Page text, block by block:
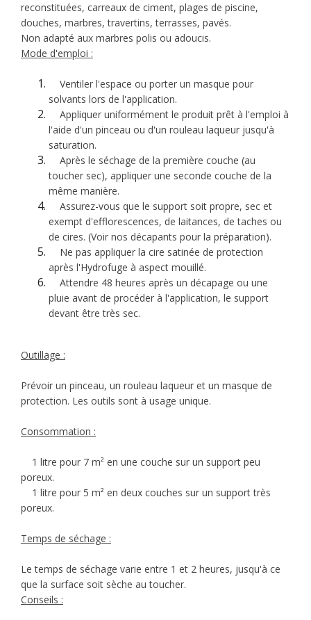
reconstituées, carreaux de ciment, plages de piscine,
douches, marbres, travertins, terrasses, pavés.
Non adapté aux marbres polis ou adoucis.
Mode d'emploi :
Ventiler l'espace ou porter un masque pour
solvants lors de l'application.
Appliquer uniformément le produit prêt à l'emploi à
l'aide d'un pinceau ou d'un rouleau laqueur jusqu'à
saturation.
Après le séchage de la première couche (au
toucher sec), appliquer une seconde couche de la
même manière.
Assurez-vous que le support soit propre, sec et
exempt d'efflorescences, de laitances, de taches ou
de cires. (Voir nos décapants pour la préparation).
Ne pas appliquer la cire satinée de protection
après l'Hydrofuge à aspect mouillé.
Attendre 48 heures après un décapage ou une
pluie avant de procéder à l'application, le support
devant être très sec.
Outillage :
Prévoir un pinceau, un rouleau laqueur et un masque de
protection. Les outils sont à usage unique.
Consommation :
1 litre pour 7 m² en une couche sur un support peu
poreux.
1 litre pour 5 m² en deux couches sur un support très
poreux.
Temps de séchage :
Le temps de séchage varie entre 1 et 2 heures, jusqu'à ce
que la surface soit sèche au toucher.
Conseils :